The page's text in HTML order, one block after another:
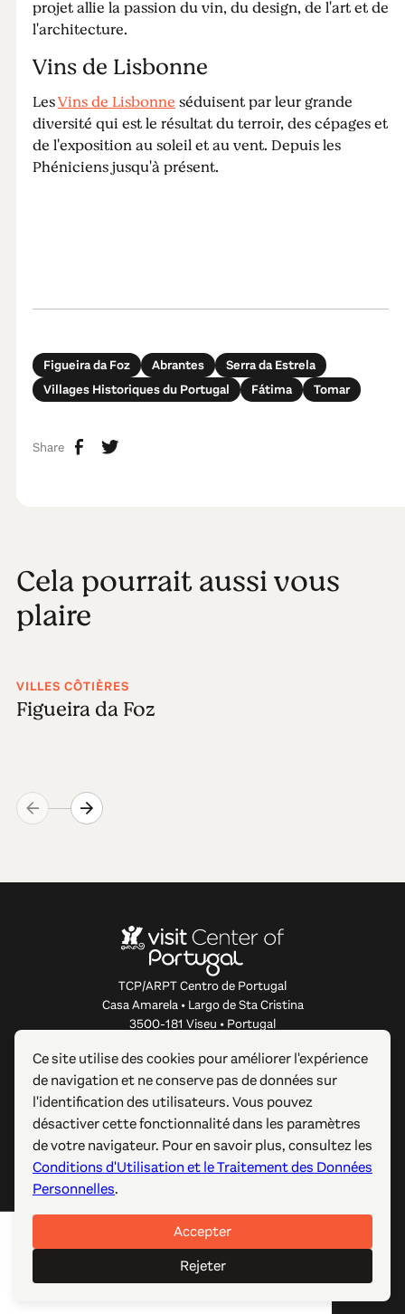
projet allie la passion du vin, du design, de l'art et de
l'architecture.
Vins de Lisbonne
LesVins de Lisbonneséduisent par leur grande
diversité qui est le résultat du terroir, des cépages et
de l'exposition au soleil et au vent. Depuis les
Phéniciens jusqu'à présent.
Figueira da Foz Abrantes
Serra da Estrela
Villages Historiques du Portugal
Fátima Tomar
Share
Cela pourrait aussi vous
plaire
VILLES CÔTIÈRES
Figueira da Foz
TCP/ARPT Centro de Portugal
Casa Amarela • Largo de Sta Cristina
3500-181 Viseu • Portugal
À PROPOS DE CE SITE WEB
LIENS UTILES
SUIVEZ-NOUS
© 2012-2026 TCP/ARPT Centro de Portugal. Tous droits
GOMO Digital.
Ce site utilise des cookies pour améliorer l'expérience
de navigation et ne conserve pas de données sur
l'identification des utilisateurs. Vous pouvez
désactiver cette fonctionnalité dans les paramètres
de votre navigateur. Pour en savoir plus, consultez les
Conditions d'Utilisation et le Traitement des Données
Personnelles.
Accepter
Rejeter